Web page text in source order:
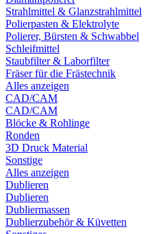
Strahlmittel & Glanzstrahlmittel
Polierpasten & Elektrolyte
Polierer, Bürsten & Schwabbel
Schleifmittel
Staubfilter & Laborfilter
Fräser für die Frästechnik
Alles anzeigen
CAD/CAM
CAD/CAM
Blöcke & Rohlinge
Ronden
3D Druck Material
Sonstige
Alles anzeigen
Dublieren
Dublieren
Dubliermassen
Dublierzubehör & Küvetten